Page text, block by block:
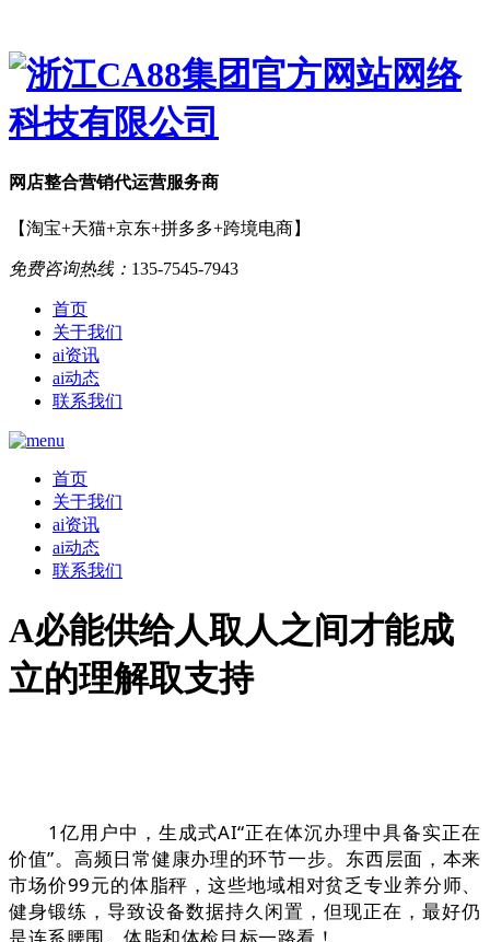
网店整合营销代运营服务商
【淘宝+天猫+京东+拼多多+跨境电商】
免费咨询热线： 135-7545-7943
首页
关于我们
ai资讯
ai动态
联系我们
首页
关于我们
ai资讯
ai动态
联系我们
A必能供给人取人之间才能成
立的理解取支持
1亿用户中，生成式AI“正在体沉办理中具备实正在
价值”。高频日常健康办理的环节一步。东西层面，本来
市场价99元的体脂秤，这些地域相对贫乏专业养分师、
健身锻练，导致设备数据持久闲置，但现正在，最好仍